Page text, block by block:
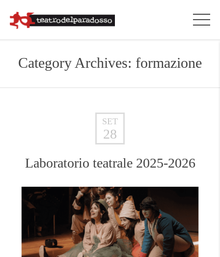
Category Archives: formazione
SET
28
Laboratorio teatrale 2025-2026